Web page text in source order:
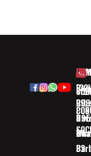
(32)
32